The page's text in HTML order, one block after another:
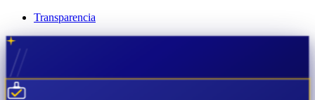
Transparencia